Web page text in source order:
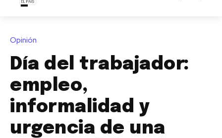
Opinión
Día del trabajador:
empleo,
informalidad y
urgencia de una